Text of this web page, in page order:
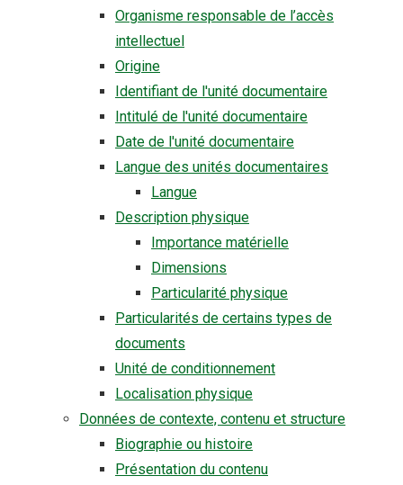
Organisme responsable de l’accès
intellectuel
Origine
Identifiant de l'unité documentaire
Intitulé de l'unité documentaire
Date de l'unité documentaire
Langue des unités documentaires
Langue
Description physique
Importance matérielle
Dimensions
Particularité physique
Particularités de certains types de
documents
Unité de conditionnement
Localisation physique
Données de contexte, contenu et structure
Biographie ou histoire
Présentation du contenu